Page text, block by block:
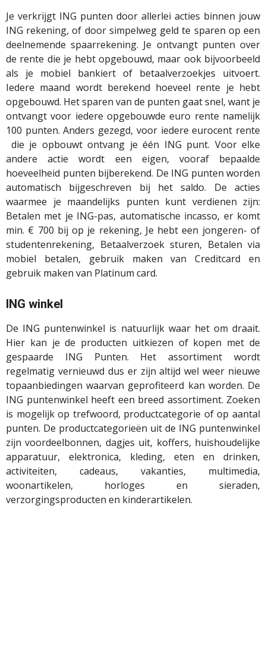
Je verkrijgt ING punten door allerlei acties binnen jouw
ING rekening, of door simpelweg geld te sparen op een
deelnemende spaarrekening. Je ontvangt punten over
de rente die je hebt opgebouwd, maar ook bijvoorbeeld
als je mobiel bankiert of betaalverzoekjes uitvoert.
Iedere maand wordt berekend hoeveel rente je hebt
opgebouwd. Het sparen van de punten gaat snel, want je
ontvangt voor iedere opgebouwde euro rente namelijk
100 punten. Anders gezegd, voor iedere eurocent rente
die je opbouwt ontvang je één ING punt. Voor elke
andere actie wordt een eigen, vooraf bepaalde
hoeveelheid punten bijberekend. De ING punten worden
automatisch bijgeschreven bij het saldo. De acties
waarmee je maandelijks punten kunt verdienen zijn:
Betalen met je ING-pas, automatische incasso, er komt
min. € 700 bij op je rekening, Je hebt een jongeren- of
studentenrekening, Betaalverzoek sturen, Betalen via
mobiel betalen, gebruik maken van Creditcard en
gebruik maken van Platinum card.
ING winkel
De ING puntenwinkel is natuurlijk waar het om draait.
Hier kan je de producten uitkiezen of kopen met de
gespaarde ING Punten. Het assortiment wordt
regelmatig vernieuwd dus er zijn altijd wel weer nieuwe
topaanbiedingen waarvan geprofiteerd kan worden. De
ING puntenwinkel heeft een breed assortiment. Zoeken
is mogelijk op trefwoord, productcategorie of op aantal
punten. De productcategorieën uit de ING puntenwinkel
zijn voordeelbonnen, dagjes uit, koffers, huishoudelijke
apparatuur, elektronica, kleding, eten en drinken,
activiteiten, cadeaus, vakanties, multimedia,
woonartikelen, horloges en sieraden,
verzorgingsproducten en kinderartikelen.